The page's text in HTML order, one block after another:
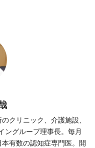
クリニック、介護施設、
ングループ理事長。毎月
有数の認知症専門医。開